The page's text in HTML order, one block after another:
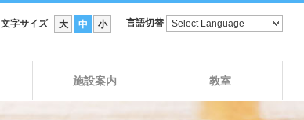
施設案内 教室
文字サイズ 大 中 小 言語切替